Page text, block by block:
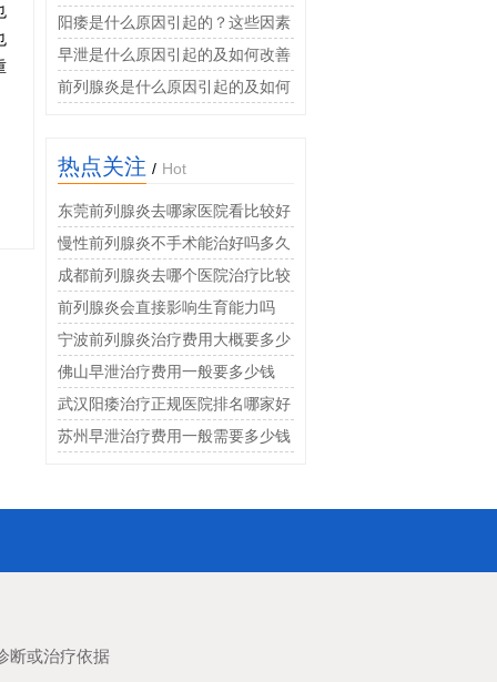
阳痿是什么原因引起的？这些因素
很常见
早泄是什么原因引起的及如何改善
前列腺炎是什么原因引起的及如何
热点关注 / Hot
东莞前列腺炎去哪家医院看比较好
慢性前列腺炎不手术能治好吗多久
恢复
成都前列腺炎去哪个医院治疗比较
好
前列腺炎会直接影响生育能力吗
宁波前列腺炎治疗费用大概要多少
钱
佛山早泄治疗费用一般要多少钱
武汉阳痿治疗正规医院排名哪家好
苏州早泄治疗费用一般需要多少钱
断或治疗依据